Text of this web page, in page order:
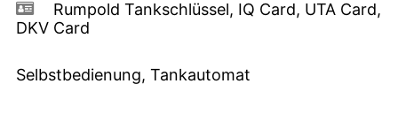
Rumpold Tankschlüssel, IQ Card, UTA Card,
DKV Card
Selbstbedienung, Tankautomat